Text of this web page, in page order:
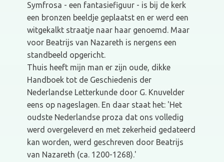
Symfrosa - een fantasiefiguur - is bij de kerk
een bronzen beeldje geplaatst en er werd een
witgekalkt straatje naar haar genoemd. Maar
voor Beatrijs van Nazareth is nergens een
standbeeld opgericht.
Thuis heeft mijn man er zijn oude, dikke
Handboek tot de Geschiedenis der
Nederlandse Letterkunde door G. Knuvelder
eens op nageslagen. En daar staat het: 'Het
oudste Nederlandse proza dat ons volledig
werd overgeleverd en met zekerheid gedateerd
kan worden, werd geschreven door Beatrijs
van Nazareth (ca. 1200-1268).'